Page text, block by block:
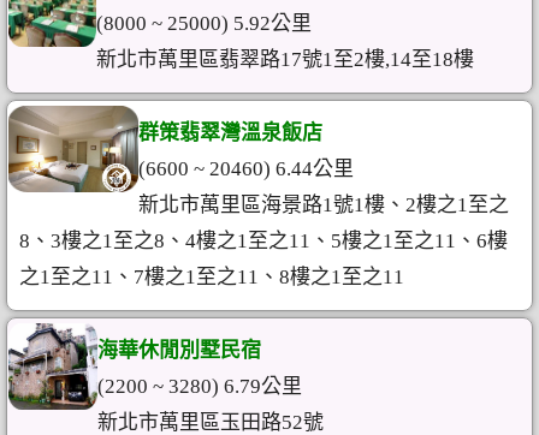
(8000 ~ 25000) 5.92公里
新北市萬里區翡翠路17號1至2樓,14至18樓
群策翡翠灣溫泉飯店
(6600 ~ 20460) 6.44公里
新北市萬里區海景路1號1樓、2樓之1至之
8、3樓之1至之8、4樓之1至之11、5樓之1至之11、6樓
之1至之11、7樓之1至之11、8樓之1至之11
海華休閒別墅民宿
(2200 ~ 3280) 6.79公里
新北市萬里區玉田路52號